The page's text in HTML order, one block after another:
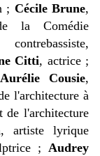
; Cécile Brune,
la Comédie
Citti, actrice ;
Aurélie Cousie,
l'architecture à
de l'architecture
, artiste lyrique
;Audrey